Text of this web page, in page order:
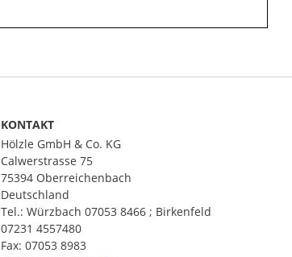
KONTAKT
Hölzle GmbH & Co. KG
Calwerstrasse 75
75394 Oberreichenbach
Deutschland
Tel.: Würzbach 07053 8466 ; Birkenfeld
07231 4557480
Fax: 07053 8983